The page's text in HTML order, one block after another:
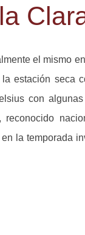
el mismo
estación seca
con
reconocido
en la temporada